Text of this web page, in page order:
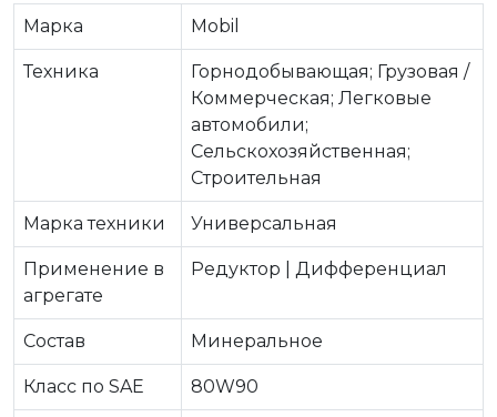
Марка Mobil
Техника
Горнодобывающая; Грузовая /
Коммерческая; Легковые
автомобили;
Сельскохозяйственная;
Строительная
Марка техники Универсальная
Применение в
агрегате
Редуктор | Дифференциал
Состав Минеральное
Класс по SAE 80W90